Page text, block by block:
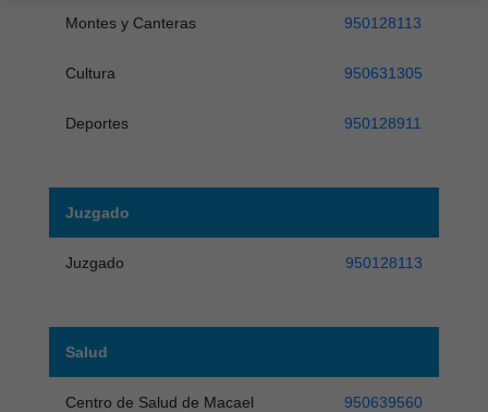
Montes y Canteras 950128113
Cultura 950631305
Deportes 950128911
Juzgado
Juzgado 950128113
Salud
Centro de Salud de Macael 950639560